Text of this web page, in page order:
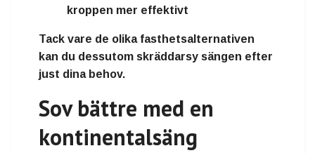
kroppen mer effektivt
Tack vare de olika fasthetsalternativen
kan du dessutom skräddarsy sängen efter
just dina behov.
Sov bättre med en
kontinentalsäng